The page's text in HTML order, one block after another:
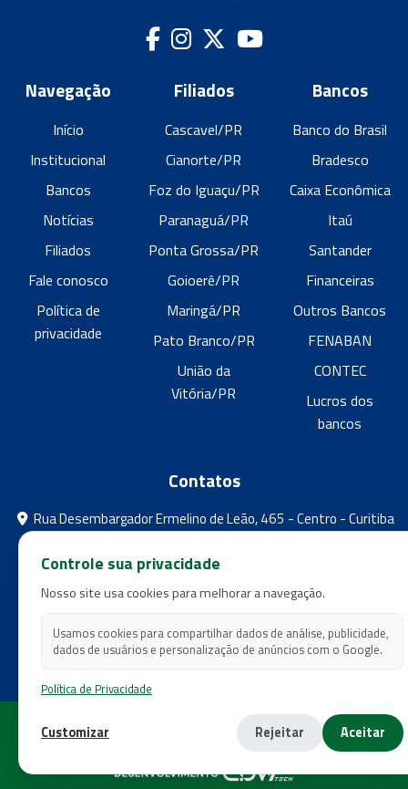
Navegação
Início
Institucional
Bancos
Notícias
Filiados
Fale conosco
Política de
privacidade
Filiados
Cascavel/PR
Cianorte/PR
Foz do Iguaçu/PR
Paranaguá/PR
Ponta Grossa/PR
Goioerê/PR
Maringá/PR
Pato Branco/PR
União da
Vitória/PR
Bancos
Banco do Brasil
Bradesco
Caixa Econômica
Itaú
Santander
Financeiras
Outros Bancos
FENABAN
CONTEC
Lucros dos
bancos
Contatos
Rua Desembargador Ermelino de Leão, 465 - Centro - Curitiba
- Paraná
feebpr@gmail.com
(41) 3224-5573
(41) 3224-5525
Copyright 2026 - Federação dos Empregados em Estabelecimentos
Bancários do Estado do Paraná
Controle sua privacidade
Nosso site usa cookies para melhorar a navegação.
Usamos cookies para compartilhar dados de análise, publicidade,
dados de usuários e personalização de anúncios com o Google.
Política de Privacidade
Customizar Rejeitar Aceitar